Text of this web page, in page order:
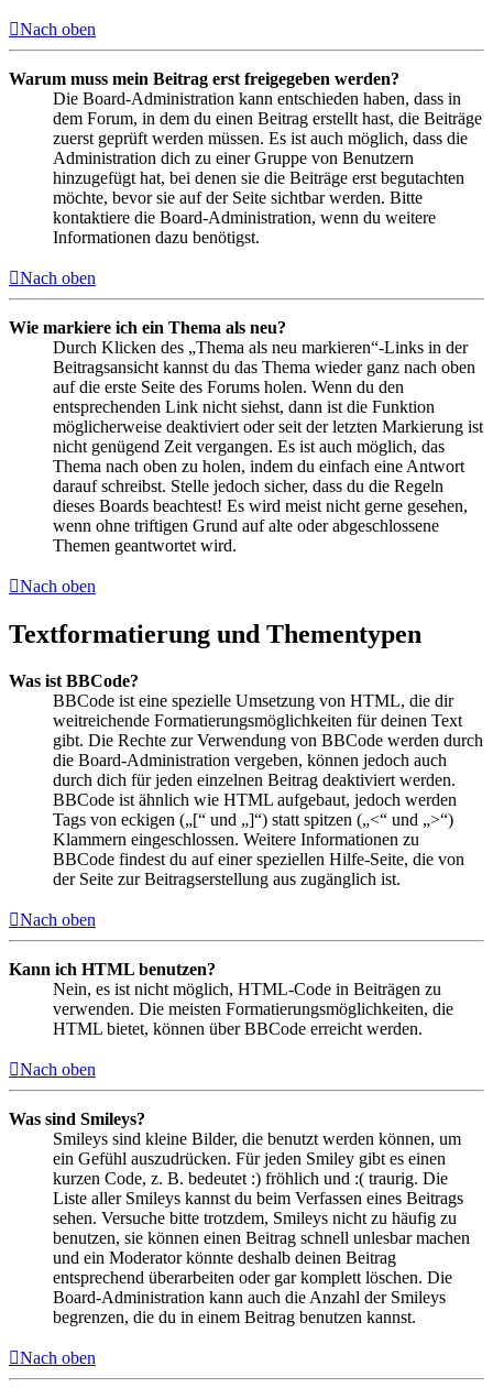
Nach oben
Warum muss mein Beitrag erst freigegeben werden?
Die Board-Administration kann entschieden haben, dass in
dem Forum, in dem du einen Beitrag erstellt hast, die Beiträge
zuerst geprüft werden müssen. Es ist auch möglich, dass die
Administration dich zu einer Gruppe von Benutzern
hinzugefügt hat, bei denen sie die Beiträge erst begutachten
möchte, bevor sie auf der Seite sichtbar werden. Bitte
kontaktiere die Board-Administration, wenn du weitere
Informationen dazu benötigst.
Nach oben
Wie markiere ich ein Thema als neu?
Durch Klicken des „Thema als neu markieren“-Links in der
Beitragsansicht kannst du das Thema wieder ganz nach oben
auf die erste Seite des Forums holen. Wenn du den
entsprechenden Link nicht siehst, dann ist die Funktion
möglicherweise deaktiviert oder seit der letzten Markierung ist
nicht genügend Zeit vergangen. Es ist auch möglich, das
Thema nach oben zu holen, indem du einfach eine Antwort
darauf schreibst. Stelle jedoch sicher, dass du die Regeln
dieses Boards beachtest! Es wird meist nicht gerne gesehen,
wenn ohne triftigen Grund auf alte oder abgeschlossene
Themen geantwortet wird.
Nach oben
Textformatierung und Thementypen
Was ist BBCode?
BBCode ist eine spezielle Umsetzung von HTML, die dir
weitreichende Formatierungsmöglichkeiten für deinen Text
gibt. Die Rechte zur Verwendung von BBCode werden durch
die Board-Administration vergeben, können jedoch auch
durch dich für jeden einzelnen Beitrag deaktiviert werden.
BBCode ist ähnlich wie HTML aufgebaut, jedoch werden
Tags von eckigen („[“ und „]“) statt spitzen („<“ und „>“)
Klammern eingeschlossen. Weitere Informationen zu
BBCode findest du auf einer speziellen Hilfe-Seite, die von
der Seite zur Beitragserstellung aus zugänglich ist.
Nach oben
Kann ich HTML benutzen?
Nein, es ist nicht möglich, HTML-Code in Beiträgen zu
verwenden. Die meisten Formatierungsmöglichkeiten, die
HTML bietet, können über BBCode erreicht werden.
Nach oben
Was sind Smileys?
Smileys sind kleine Bilder, die benutzt werden können, um
ein Gefühl auszudrücken. Für jeden Smiley gibt es einen
kurzen Code, z. B. bedeutet :) fröhlich und :( traurig. Die
Liste aller Smileys kannst du beim Verfassen eines Beitrags
sehen. Versuche bitte trotzdem, Smileys nicht zu häufig zu
benutzen, sie können einen Beitrag schnell unlesbar machen
und ein Moderator könnte deshalb deinen Beitrag
entsprechend überarbeiten oder gar komplett löschen. Die
Board-Administration kann auch die Anzahl der Smileys
begrenzen, die du in einem Beitrag benutzen kannst.
Nach oben